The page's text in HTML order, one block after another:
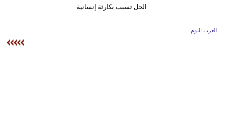
ديكور
العرب اليوم